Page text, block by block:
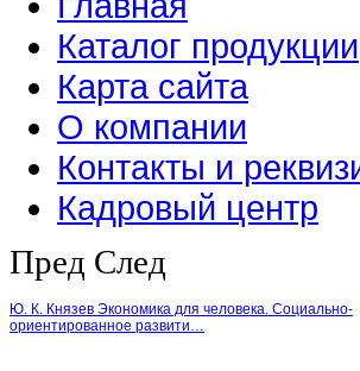
Каталог продукции
Карта сайта
О компании
Контакты и
Кадровый центр
Пред След
Ю. К. Князев Экономика для человека. Социально-
ориентированное развити…